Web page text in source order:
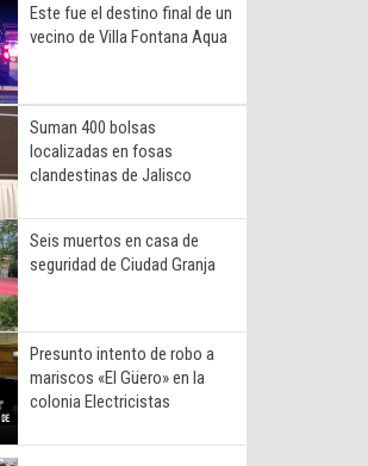
Este fue el destino final de un
vecino de Villa Fontana Aqua
Suman 400 bolsas
localizadas en fosas
clandestinas de Jalisco
Seis muertos en casa de
seguridad de Ciudad Granja
Presunto intento de robo a
mariscos «El Güero» en la
colonia Electricistas